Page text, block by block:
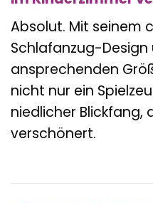
Absolut. Mit seinem
Schlafanzug-Design
ansprechenden
nicht nur ein
niedlicher Blickfang,
verschönert.